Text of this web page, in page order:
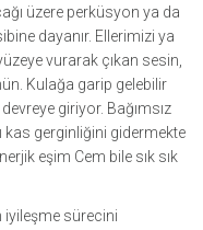
üzere perküsyon ya da
dayanır. Ellerimizi ya
vurarak çıkan sesin,
Kulağa garip gelebilir
giriyor. Bağımsız
kas gerginliğini gidermekte
eşim Cem bile sık sık
iyileşme sürecini